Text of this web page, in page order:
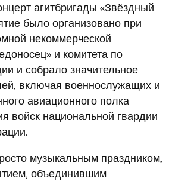
агитбригады «Звёздный
было организовано при
некоммерческой
и комитета по
и собрало значительное
включая военнослужащих и
авиационного полка
войск национальной гвардии
музыкальным праздником,
объединившим